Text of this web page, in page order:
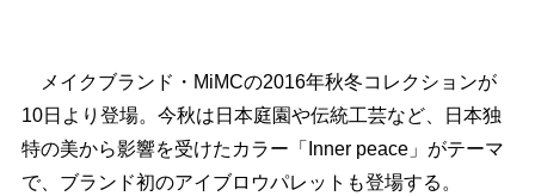
メイクブランド・MiMCの2016年秋冬コレクションが
10日より登場。今秋は日本庭園や伝統工芸など、日本独
特の美から影響を受けたカラー「Inner peace」がテーマ
で、ブランド初のアイブロウパレットも登場する。